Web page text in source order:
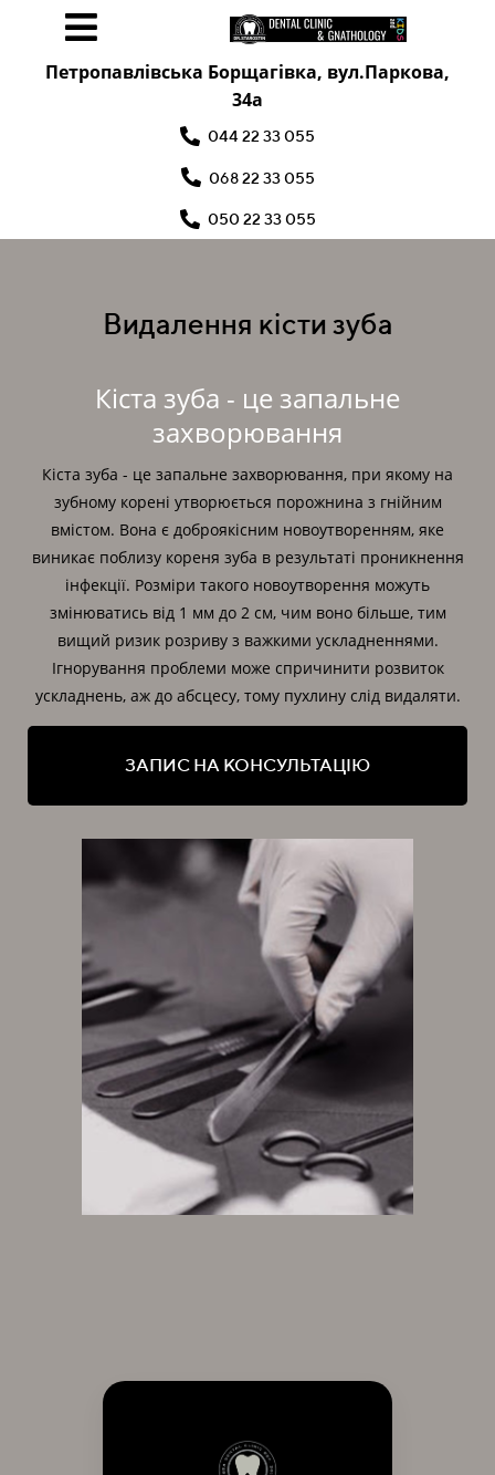
Петропавлівська Борщагівка, вул.Паркова,
34а
044 22 33 055
068 22 33 055
050 22 33 055
Видалення кісти зуба
Кіста зуба - це запальне
захворювання
Кіста зуба - це запальне захворювання, при якому на
зубному корені утворюється порожнина з гнійним
вмістом. Вона є доброякісним новоутворенням, яке
виникає поблизу кореня зуба в результаті проникнення
інфекції. Розміри такого новоутворення можуть
змінюватись від 1 мм до 2 см, чим воно більше, тим
вищий ризик розриву з важкими ускладненнями.
Ігнорування проблеми може спричинити розвиток
ускладнень, аж до абсцесу, тому пухлину слід видаляти.
ЗАПИС НА КОНСУЛЬТАЦІЮ